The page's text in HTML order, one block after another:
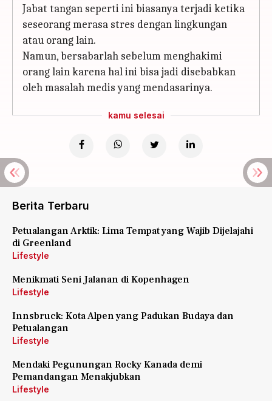
Jabat tangan seperti ini biasanya terjadi ketika
seseorang merasa stres dengan lingkungan
atau orang lain.
Namun, bersabarlah sebelum menghakimi
orang lain karena hal ini bisa jadi disebabkan
oleh masalah medis yang mendasarinya.
kamu selesai
Berita Terbaru
Petualangan Arktik: Lima Tempat yang Wajib Dijelajahi
di Greenland
Lifestyle
Menikmati Seni Jalanan di Kopenhagen
Lifestyle
Innsbruck: Kota Alpen yang Padukan Budaya dan
Petualangan
Lifestyle
Mendaki Pegunungan Rocky Kanada demi
Pemandangan Menakjubkan
Lifestyle